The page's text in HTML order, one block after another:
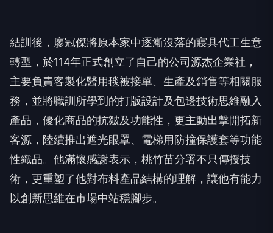
結訓後，廖冠傑將原本家中逐漸沒落的寢具代工生意
轉型，於114年正式創立了自己的公司源杰企業社，
主要負責客製化醫用毯被接單、生產及銷售等相關服
務，並將職訓所學到的打版設計及包邊技術思維融入
產品，優化商品的抗皺及功能性，更主動出擊開拓新
客源，陸續推出遮光眼罩、電梯用防撞保護套等功能
性織品。他滿懷感謝表示，桃竹苗分署不只傳授技
術，更重塑了他對布料產品結構的理解，讓他有能力
以創新思維在市場中站穩腳步。